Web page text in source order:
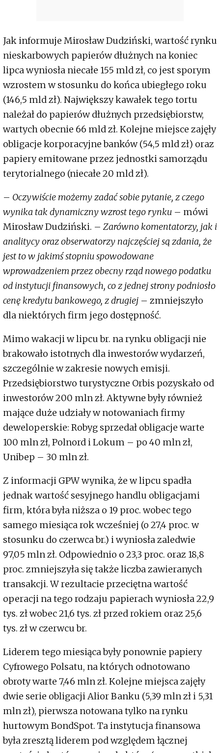
Jak informuje Mirosław Dudziński, wartość rynku
nieskarbowych papierów dłużnych na koniec
lipca wyniosła niecałe 155 mld zł, co jest sporym
wzrostem w stosunku do końca ubiegłego roku
(146,5 mld zł). Największy kawałek tego tortu
należał do papierów dłużnych przedsiębiorstw,
wartych obecnie 66 mld zł. Kolejne miejsce zajęły
obligacje korporacyjne banków (54,5 mld zł) oraz
papiery emitowane przez jednostki samorządu
terytorialnego (niecałe 20 mld zł).
– Oczywiście możemy zadać sobie pytanie, z czego
wynika tak dynamiczny wzrost tego rynku – mówi
Mirosław Dudziński. – Zarówno komentatorzy, jak i
analitycy oraz obserwatorzy najczęściej są zdania, że
jest to w jakimś stopniu spowodowane
wprowadzeniem przez obecny rząd nowego podatku
od instytucji finansowych, co z jednej strony podniosło
cenę kredytu bankowego, z drugiej – zmniejszyło
dla niektórych firm jego dostępność.
Mimo wakacji w lipcu br. na rynku obligacji nie
brakowało istotnych dla inwestorów wydarzeń,
szczególnie w zakresie nowych emisji.
Przedsiębiorstwo turystyczne Orbis pozyskało od
inwestorów 200 mln zł. Aktywne były również
mające duże udziały w notowaniach firmy
deweloperskie: Robyg sprzedał obligacje warte
100 mln zł, Polnord i Lokum – po 40 mln zł,
Unibep – 30 mln zł.
Z informacji GPW wynika, że w lipcu spadła
jednak wartość sesyjnego handlu obligacjami
firm, która była niższa o 19 proc. wobec tego
samego miesiąca rok wcześniej (o 27,4 proc. w
stosunku do czerwca br.) i wyniosła zaledwie
97,05 mln zł. Odpowiednio o 23,3 proc. oraz 18,8
proc. zmniejszyła się także liczba zawieranych
transakcji. W rezultacie przeciętna wartość
operacji na tego rodzaju papierach wyniosła 22,9
tys. zł wobec 21,6 tys. zł przed rokiem oraz 25,6
tys. zł w czerwcu br.
Liderem tego miesiąca były ponownie papiery
Cyfrowego Polsatu, na których odnotowano
obroty warte 7,46 mln zł. Kolejne miejsca zajęły
dwie serie obligacji Alior Banku (5,39 mln zł i 5,31
mln zł), pierwsza notowana tylko na rynku
hurtowym BondSpot. Ta instytucja finansowa
była zresztą liderem pod względem łącznej